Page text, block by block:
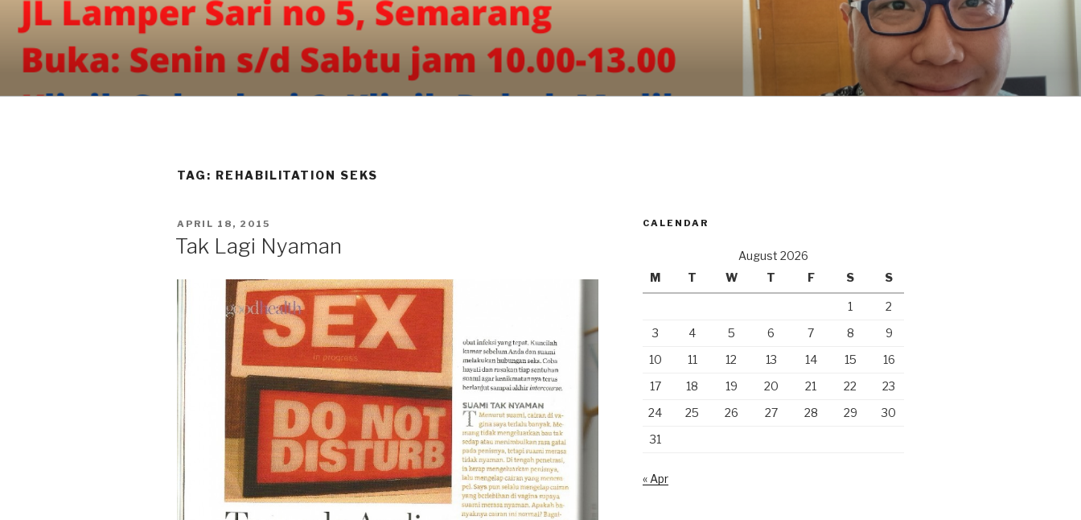
content
TAG: REHABILITATION SEKS
POSTED
APRIL 18, 2015
Tak Lagi Nyaman
CALENDAR
August 2026
M
T W T F S S
1
2
3
4 5 6 7 8
9
10
11 12 13 14 15
16
17
18 19 20 21 22
23
24
25 26 27 28 29
30
31
« Apr